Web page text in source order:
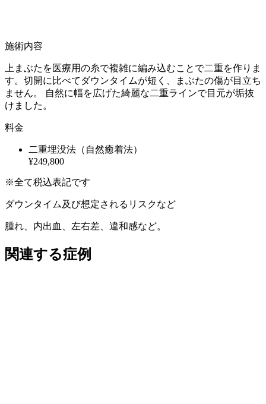
施術内容
上まぶたを医療用の糸で複雑に編み込むことで二重を作りま
す。切開に比べてダウンタイムが短く、まぶたの傷が目立ち
ません。 自然に幅を広げた綺麗な二重ラインで目元が垢抜
けました。
料金
二重埋没法（自然癒着法）
¥249,800
※全て税込表記です
ダウンタイム及び想定されるリスクなど
腫れ、内出血、左右差、違和感など。
関連する症例